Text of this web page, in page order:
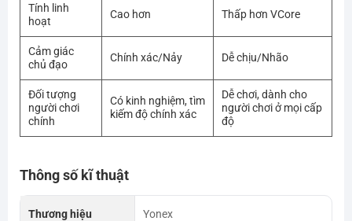
Tính linh
hoạt
Cao hơn Thấp hơn VCore
Cảm giác
chủ đạo
Chính xác/Nảy Dễ chịu/Nhão
Đối tượng
người chơi
chính
Có kinh nghiệm, tìm
kiếm độ chính xác
Dễ chơi, dành cho
người chơi ở mọi cấp
độ
Thông số kĩ thuật
Thương hiệu Yonex